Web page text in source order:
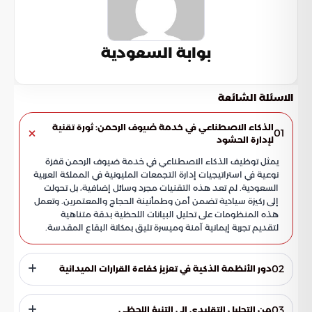
بوابة السعودية
الاسئلة الشائعة
01الذكاء الاصطناعي في خدمة ضيوف الرحمن: ثورة تقنية
لإدارة الحشود
يمثل توظيف الذكاء الاصطناعي في خدمة ضيوف الرحمن قفزة
نوعية في استراتيجيات إدارة التجمعات المليونية في المملكة العربية
السعودية. لم تعد هذه التقنيات مجرد وسائل إضافية، بل تحولت
إلى ركيزة سيادية تضمن أمن وطمأنينة الحجاج والمعتمرين. وتعمل
هذه المنظومات على تحليل البيانات اللحظية بدقة متناهية
لتقديم تجربة إيمانية آمنة وميسرة تليق بمكانة البقاع المقدسة.
02دور الأنظمة الذكية في تعزيز كفاءة القرارات الميدانية
في تحسين جودة الخدمات المقدمة. تسهم هذه الأنظمة في فهم
من التحليل التقليدي إلى التنبؤ اللحظي